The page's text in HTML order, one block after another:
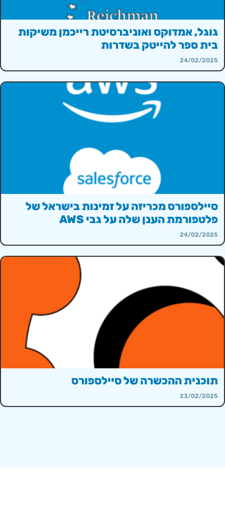
גוגל, אמדוקס ואוניברסיטת רייכמן משיקות
בית ספר להייטק בשדרות
24/02/2025
סיילספורס מכריזה על זמינות בישראל של
פלטפורמת הענן שלה על גבי AWS
24/02/2025
תוכנית ההכשרה של סיילספורס
23/02/2025